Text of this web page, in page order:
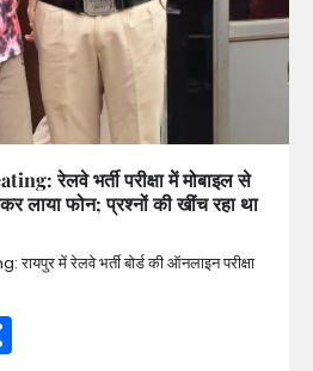
रेलवे भर्ती परीक्षा में मोबाइल से
लाया फोन; प्रश्नों की खींच रहा था
में रेलवे भर्ती बोर्ड की ऑनलाइन परीक्षा